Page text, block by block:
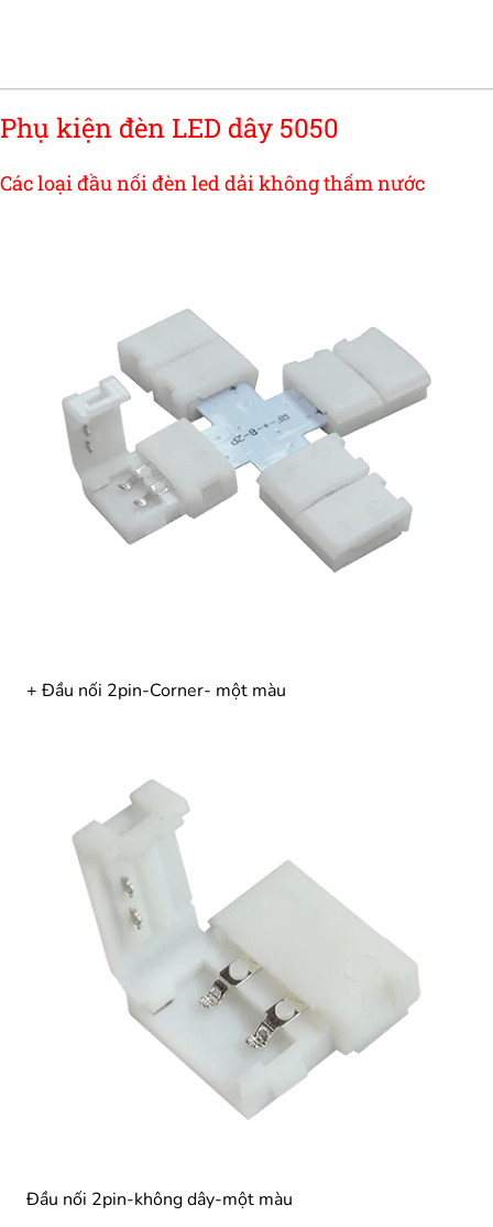
Phụ kiện đèn LED dây 5050
Các loại đầu nối đèn led dải không thấm nước
+ Đầu nối 2pin-Corner- một màu
Đầu nối 2pin-không dây-một màu